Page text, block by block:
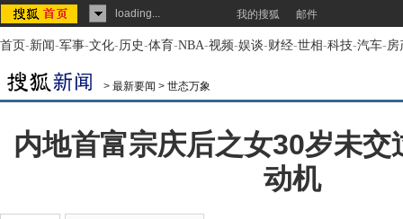
loading... 我的搜狐 邮件
首页-新闻-军事-文化-历史-体育-NBA-视频-娱谈-财经-世相-科技-汽车-房
> 最新要闻 > 世态万象
内地首富宗庆后之女30岁未交
动机